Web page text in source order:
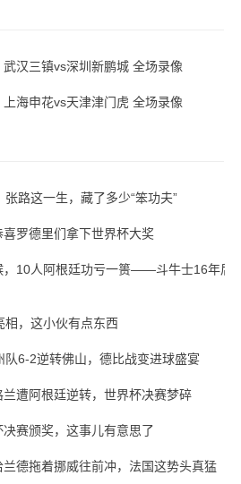
汉三镇vs深圳新鹏城 全场录像
海申花vs天津津门虎 全场录像
路这一生，藏了多少“笨功夫”
罗德里们拿下世界杯大奖
，10人阿根廷功亏一篑——斗牛士16年后
相，这小伙有点东西
队6-2逆转佛山，德比战变进球盛宴
遭阿根廷逆转，世界杯决赛梦碎
赛颁奖，这事儿有意思了
德拖着挪威往前冲，法国这势头真猛